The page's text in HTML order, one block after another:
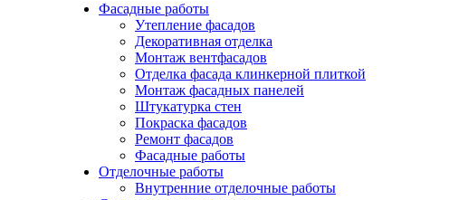
Фасадные работы
Утепление фасадов
Декоративная отделка
Монтаж вентфасадов
Отделка фасада клинкерной плиткой
Монтаж фасадных панелей
Штукатурка стен
Покраска фасадов
Ремонт фасадов
Фасадные работы
Отделочные работы
Внутренние отделочные работы